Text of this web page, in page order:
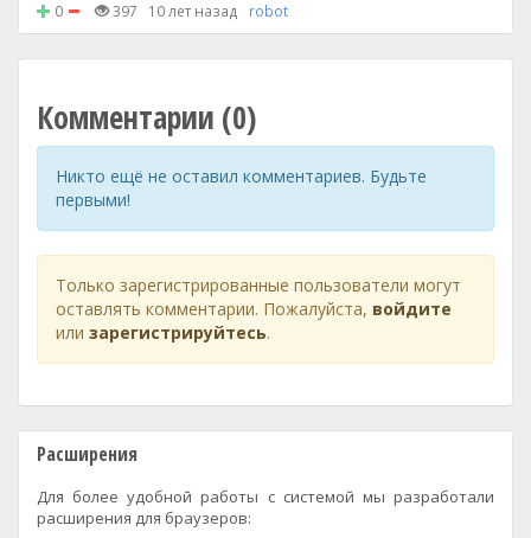
0 397 10 лет назад robot
Комментарии (0)
Никто ещё не оставил комментариев. Будьте
первыми!
Только зарегистрированные пользователи могут
оставлять комментарии. Пожалуйста, войдите
или зарегистрируйтесь.
Расширения
Для более удобной работы с системой мы разработали
расширения для браузеров: